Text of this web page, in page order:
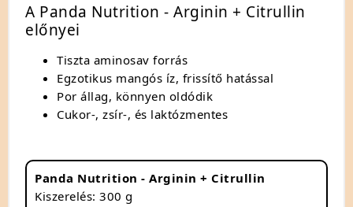
A Panda Nutrition - Arginin + Citrullin
előnyei
Tiszta aminosav forrás
Egzotikus mangós íz, frissítő hatással
Por állag, könnyen oldódik
Cukor-, zsír-, és laktózmentes
Panda Nutrition - Arginin + Citrullin
Kiszerelés: 300 g